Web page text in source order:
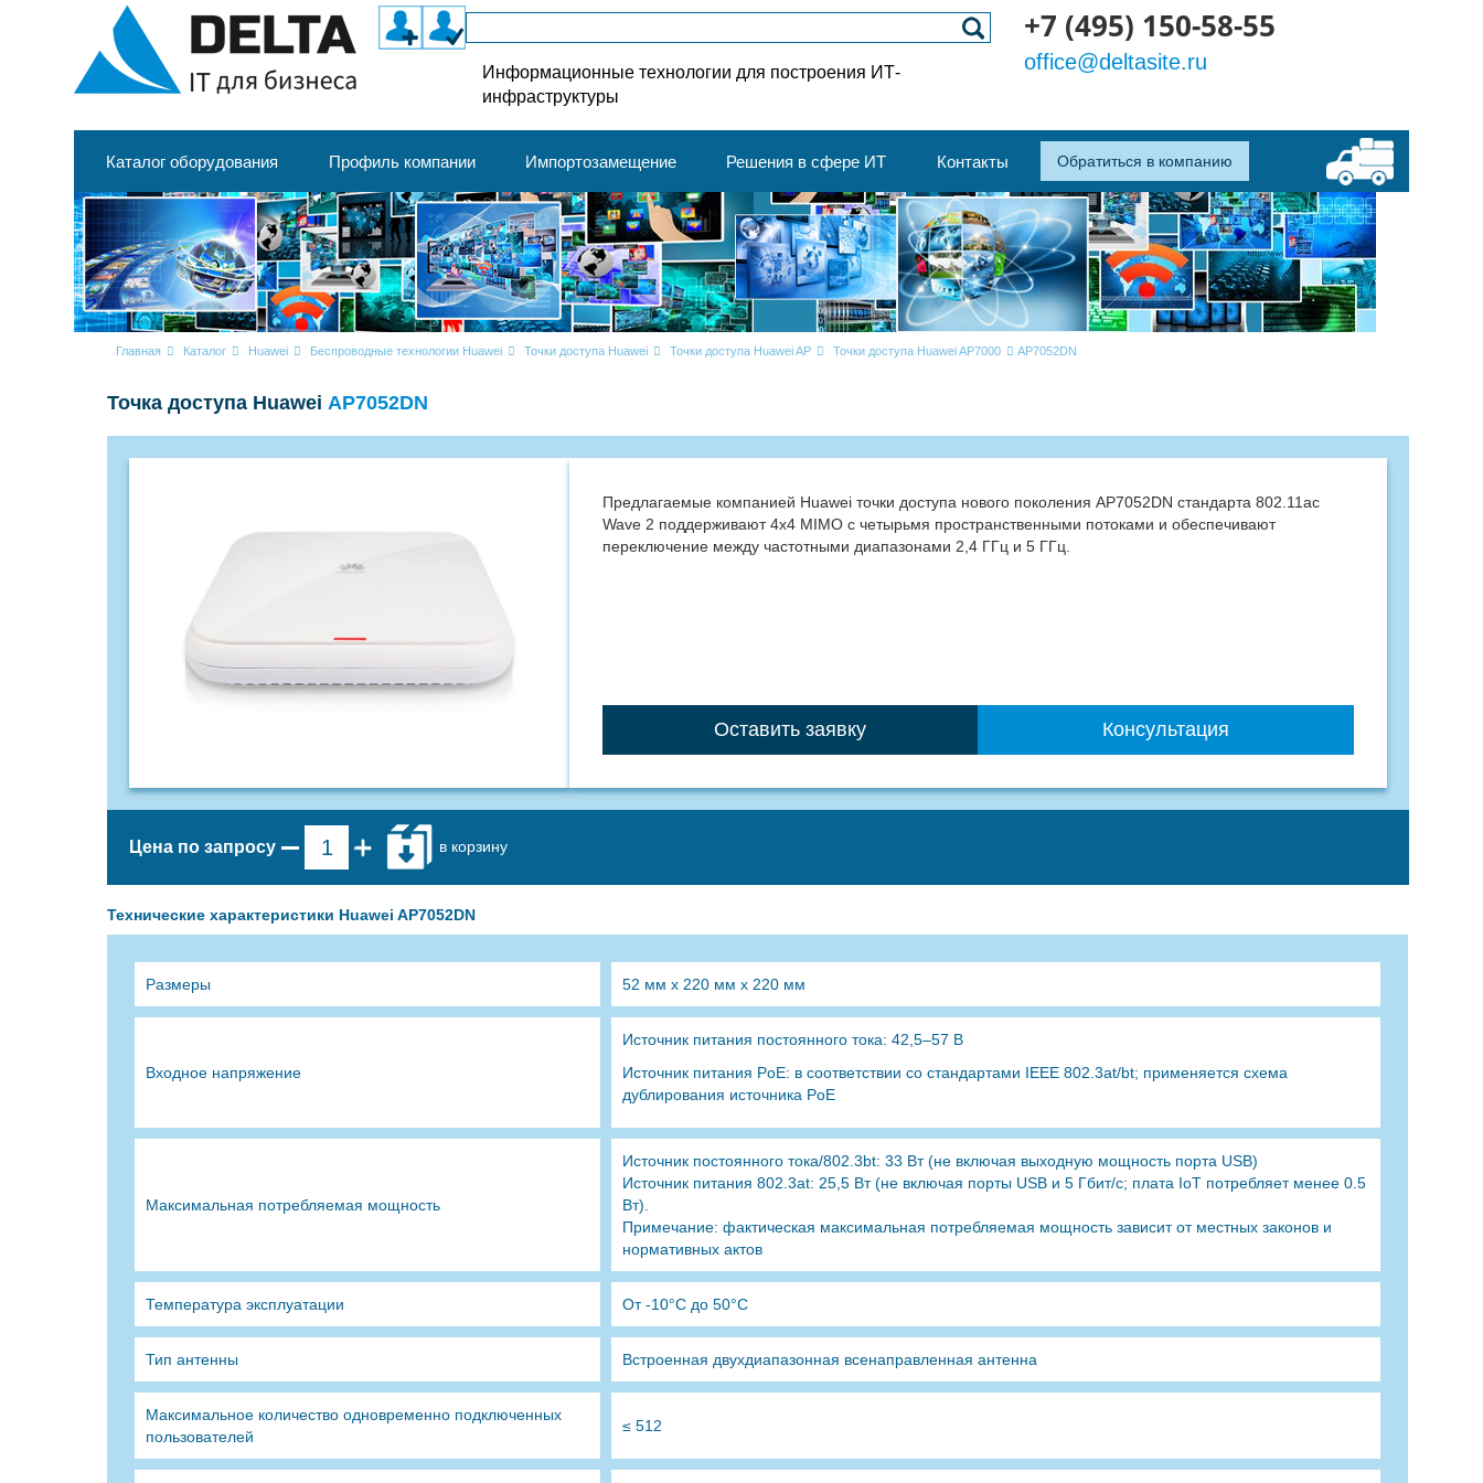
Информационные технологии для построения ИТ-
инфраструктуры
+7 (495) 150-58-55
office@deltasite.ru
Каталог оборудования Профиль компании Импортозамещение Решения в сфере ИТ Контакты Обратиться в компанию
Главная Каталог Huawei Беспроводные технологии Huawei Точки доступа Huawei Точки доступа Huawei AP Точки доступа Huawei AP7000 AP7052DN
Точка доступа HuaweiAP7052DN
Предлагаемые компанией Huawei точки доступа нового поколения AP7052DN стандарта 802.11ac
Wave 2 поддерживают 4x4 MIMO с четырьмя пространственными потоками и обеспечивают
переключение между частотными диапазонами 2,4 ГГц и 5 ГГц.
Оставить заявку Консультация
Цена по запросу в корзину
Технические характеристики Huawei AP7052DN
Размеры 52 мм x 220 мм x 220 мм
Входное напряжение
Источник питания постоянного тока: 42,5–57 В
Источник питания PoE: в соответствии со стандартами IEEE 802.3at/bt; применяется схема
дублирования источника PoE
Максимальная потребляемая мощность
Источник постоянного тока/802.3bt: 33 Вт (не включая выходную мощность порта USB)
Источник питания 802.3at: 25,5 Вт (не включая порты USB и 5 Гбит/с; плата IoT потребляет менее 0.5
Вт).
Примечание: фактическая максимальная потребляемая мощность зависит от местных законов и
нормативных актов
Температура эксплуатации От -10°C до 50°C
Тип антенны Встроенная двухдиапазонная всенаправленная антенна
Максимальное количество одновременно подключенных
пользователей
≤ 512